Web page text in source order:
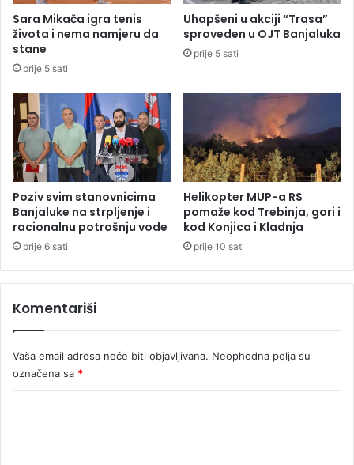
o
m
i
s
i
j
e
a
k
o
n
c
e
s
j
R
r
u
i
n
e
z
S
a
h
a
r
e
a
v
a
j
u
Sara Mikača igra tenis
života i nema namjeru da
stane
prije 5 sati
Uhapšeni u akciji “Trasa”
sproveden u OJT Banjaluka
prije 5 sati
Poziv svim stanovnicima
Banjaluke na strpljenje i
racionalnu potrošnju vode
prije 6 sati
Helikopter MUP-a RS
pomaže kod Trebinja, gori i
kod Konjica i Kladnja
prije 10 sati
Komentariši
Vaša email adresa neće biti objavljivana. Neophodna polja su
označena sa *